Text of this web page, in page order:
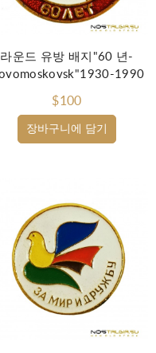
장바구니에 담기
라운드 유방 배지"60 년-
1990
$100